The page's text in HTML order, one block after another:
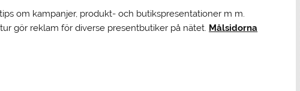
om kampanjer, produkt- och butikspresentationer m m.
gör reklam för diverse presentbutiker på nätet. Målsidorna